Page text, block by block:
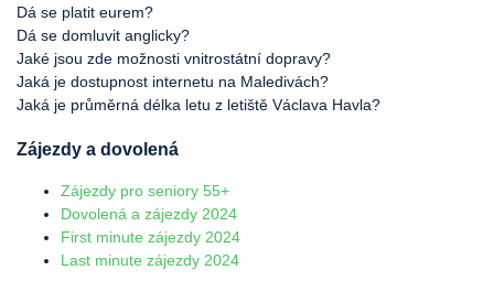
Dá se platit eurem?
Dá se domluvit anglicky?
Jaké jsou zde možnosti vnitrostátní dopravy?
Jaká je dostupnost internetu na Maledivách?
Jaká je průměrná délka letu z letiště Václava Havla?
Zájezdy a dovolená
Zájezdy pro seniory 55+
Dovolená a zájezdy 2024
First minute zájezdy 2024
Last minute zájezdy 2024